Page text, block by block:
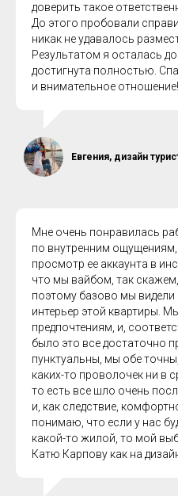
доверить такое
До этого пробовали
никак не удавалось
Результатом я осталась
достигнута полностью.
и внимательное отношение!
Евгения, дизайн
Мне очень понравилась
по внутренним
просмотр ее аккаунта в
что мы вайбом, так
поэтому базово мы
интерьер этой квартиры.
предпочтениям, и,
было это все достаточно
пунктуальны, мы обе
каких-то проволочек ни в
то есть все шло очень
и, как следствие,
понимаю, что если у нас
какой-то жилой, то мой
Катю Карпову как на